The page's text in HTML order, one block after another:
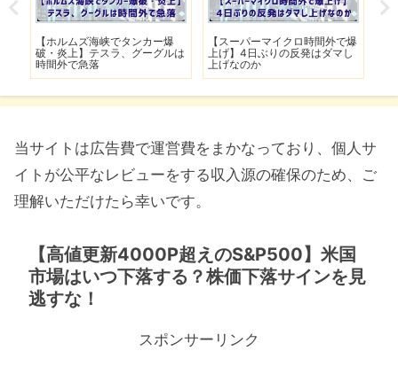
【ホルムズ海峡でタンカー爆
破・炎上】テスラ、グーグルは
時間外で急落
【スーパーマイクロ時間外で爆
上げ】4日ぶりの反発はダマし
上げなのか
当サイトは広告費で運営費をまかなっており、個人サ
イトが公平なレビューをする収入源の確保のため、ご
理解いただけたら幸いです。
【高値更新4000P超えのS&P500】米国
市場はいつ下落する？株価下落サインを見
逃すな！
スポンサーリンク